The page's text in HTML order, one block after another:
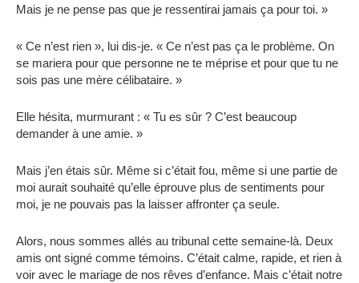
Mais je ne pense pas que je ressentirai jamais ça pour toi. »
« Ce n’est rien », lui dis-je. « Ce n’est pas ça le problème. On
se mariera pour que personne ne te méprise et pour que tu ne
sois pas une mère célibataire. »
Elle hésita, murmurant : « Tu es sûr ? C’est beaucoup
demander à une amie. »
Mais j’en étais sûr. Même si c’était fou, même si une partie de
moi aurait souhaité qu’elle éprouve plus de sentiments pour
moi, je ne pouvais pas la laisser affronter ça seule.
Alors, nous sommes allés au tribunal cette semaine-là. Deux
amis ont signé comme témoins. C’était calme, rapide, et rien à
voir avec le mariage de nos rêves d’enfance. Mais c’était notre